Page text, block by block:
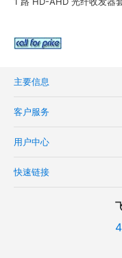
主要信息
客户服务
用户中心
快速链接